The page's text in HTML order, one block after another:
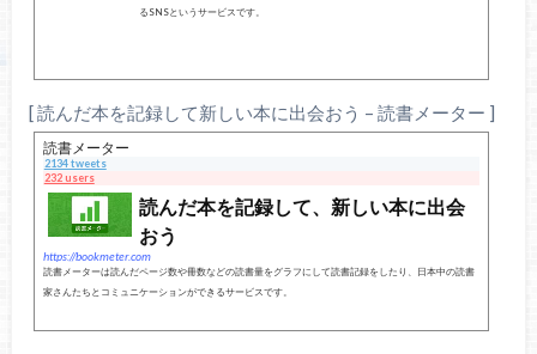
るSNSというサービスです。
[ 読んだ本を記録して新しい本に出会おう – 読書メーター ]
読書メーター
2134 tweets
232 users
読んだ本を記録して、新しい本に出会
おう
https://bookmeter.com
読書メーターは読んだページ数や冊数などの読書量をグラフにして読書記録をしたり、日本中の読書
家さんたちとコミュニケーションができるサービスです。